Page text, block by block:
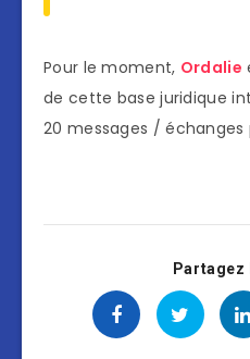
Pour le moment, Ordalie
de cette base juridique
20 messages / échanges